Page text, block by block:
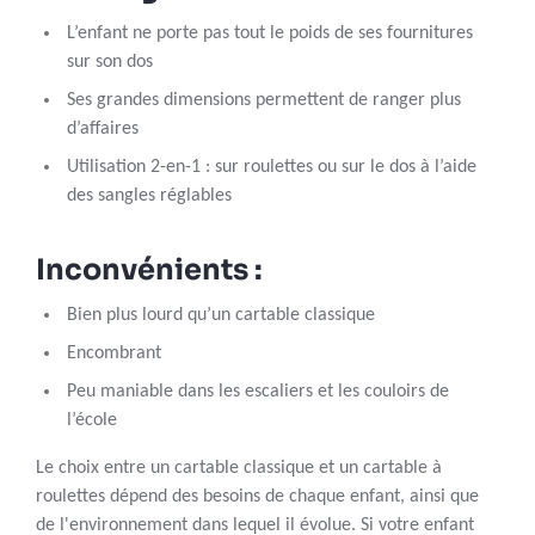
L’enfant ne porte pas tout le poids de ses fournitures
sur son dos
Ses grandes dimensions permettent de ranger plus
d’affaires
Utilisation 2-en-1 : sur roulettes ou sur le dos à l’aide
des sangles réglables
Inconvénients :
Bien plus lourd qu’un cartable classique
Encombrant
Peu maniable dans les escaliers et les couloirs de
l’école
Le choix entre un cartable classique et un cartable à
roulettes dépend des besoins de chaque enfant, ainsi que
de l'environnement dans lequel il évolue. Si votre enfant